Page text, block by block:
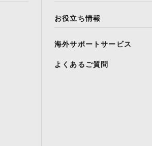
お役立ち情報
海外サポートサービス
よくあるご質問